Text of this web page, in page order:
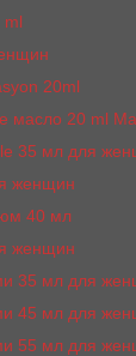
ml
20ml
масло 20 ml
35 мл для
женщин
40 мл
женщин
35 мл для
45 мл для
55 мл для